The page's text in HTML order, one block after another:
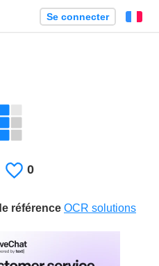
Se connecter
Favori J'aime
0
référence OCR solutions